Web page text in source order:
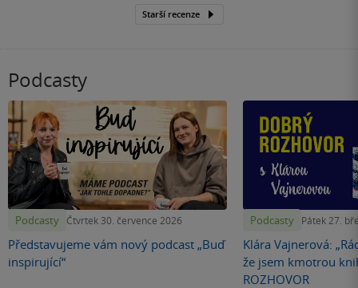
Starší recenze
Podcasty
Podcasty Čtvrtek 30. července 2026
Představujeme vám nový podcast „Buď
inspirující“
Podcasty Pátek 27.
Klára Vajnerová:
že jsem kmotrou
ROZHOVOR